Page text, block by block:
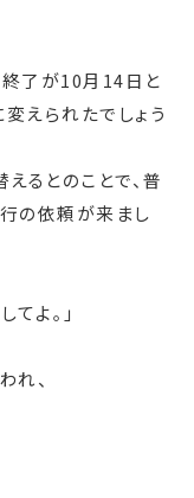
了が10月14日と
えられたでしょう
るとのことで、普
の依頼が来まし
よ。」
れ、